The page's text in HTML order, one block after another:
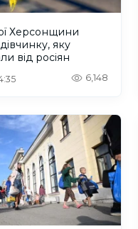
Херсонщини
яку
від росіян
6,148